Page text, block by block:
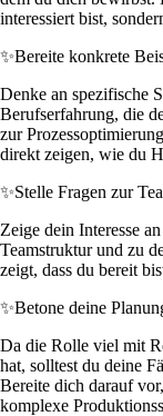
interessiert bist,
✨Bereite konkrete
Denke an spezifische
Berufserfahrung, die
zur
direkt zeigen, wie du
✨Stelle Fragen zur
Zeige dein Interesse
Teamstruktur und zu
zeigt, dass du bereit
✨Betone deine
Da die Rolle viel mit
hat, solltest du deine
Bereite dich darauf
komplexe